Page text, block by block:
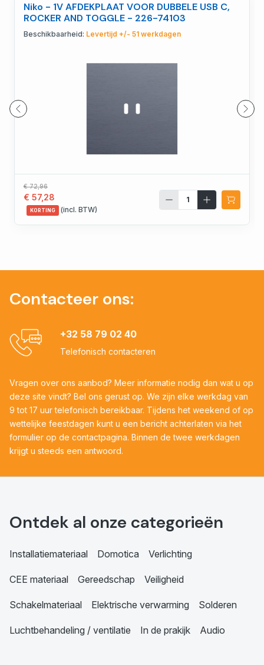
Niko - 1V AFDEKPLAAT VOOR DUBBELE USB C,
ROCKER AND TOGGLE - 226-74103
Beschikbaarheid: Levertijd +/- 51 werkdagen
€ 72,96
€ 57,28
KORTING (incl. BTW)
Contacteer ons:
+32 58 79 02 40
Telefonisch contacteren
Vragen over ons aanbod? Meer informatie nodig dan wat u op
deze site vindt? Bel ons gerust op. We zijn elke werkdag van
9 tot 17 uur telefonisch bereikbaar. Tijdens het weekend of op
wettelijke feestdagen kunt u een bericht achterlaten via het
formulier op de contactpagina. Binnen de twee werkdagen
krijgt u steeds een antwoord.
Ontdek al onze categorieën
Installatiemateriaal Domotica Verlichting
CEE materiaal Gereedschap Veiligheid
Schakelmateriaal Elektrische verwarming Solderen
Luchtbehandeling / ventilatie In de prakijk Audio